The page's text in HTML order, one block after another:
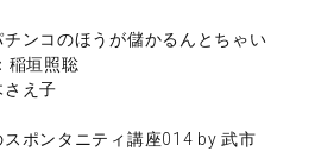
ンコのほうが儲かるんとちゃい
稲垣照聡
え子
ポンタニティ講座014 by 武市